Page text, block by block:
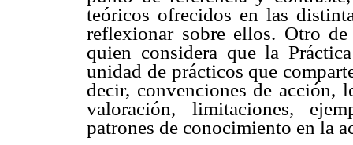
teóricos ofrecidos en las
reflexionar sobre ellos. Otro
quien considera que la
unidad de prácticos que
decir, convenciones de acción,
valoración, limitaciones,
patrones de conocimiento en la